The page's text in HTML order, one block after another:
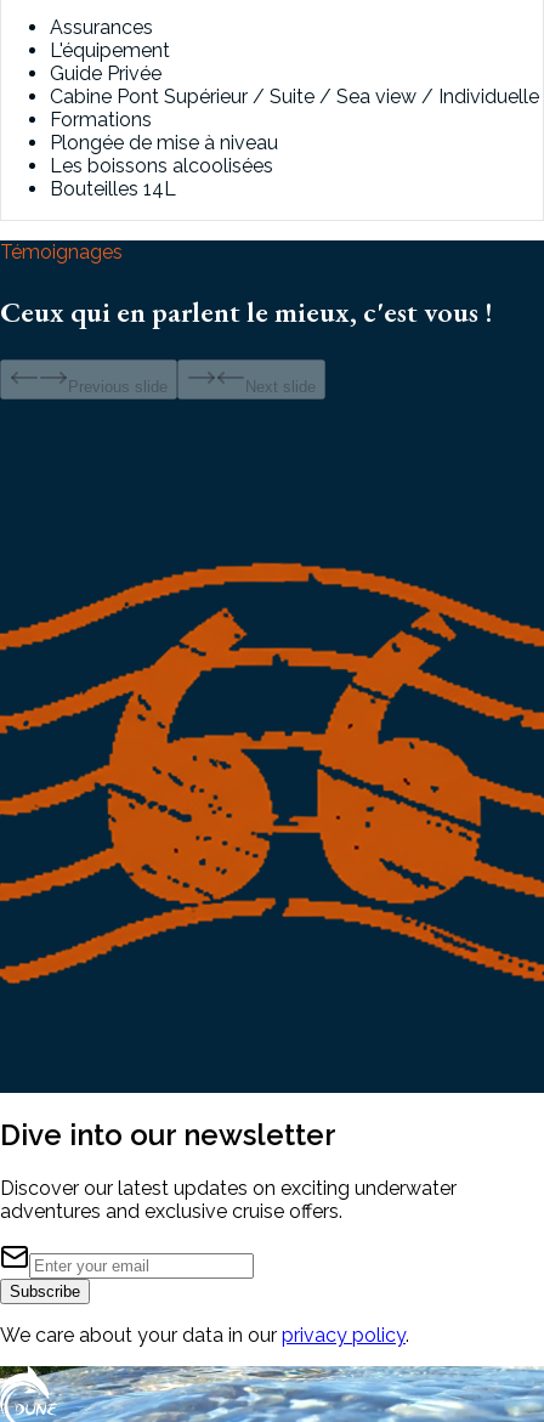
Assurances
L'équipement
Guide Privée
Cabine Pont Supérieur / Suite / Sea view / Individuelle
Formations
Plongée de mise à niveau
Les boissons alcoolisées
Bouteilles 14L
Témoignages
Ceux qui en parlent le mieux, c'est vous !
Previous slide Next slide
Dive into our newsletter
Discover our latest updates on exciting underwater
adventures and exclusive cruise offers.
Subscribe
We care about your data in our privacy policy.